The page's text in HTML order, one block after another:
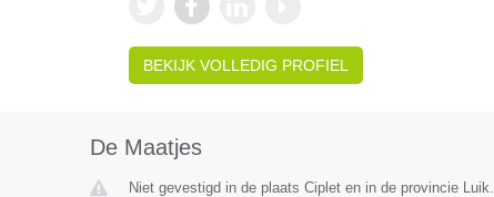
BEKIJK VOLLEDIG PROFIEL
De Maatjes
Niet gevestigd in de plaats Ciplet en in de provincie Luik.